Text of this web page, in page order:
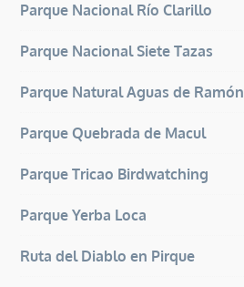
Parque Nacional Río Clarillo
Parque Nacional Siete Tazas
Parque Natural Aguas de Ramón
Parque Quebrada de Macul
Parque Tricao Birdwatching
Parque Yerba Loca
Ruta del Diablo en Pirque